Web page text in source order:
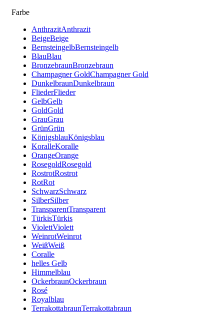
Farbe
AnthrazitAnthrazit
BeigeBeige
BernsteingelbBernsteingelb
BlauBlau
BronzebraunBronzebraun
Champagner GoldChampagner Gold
DunkelbraunDunkelbraun
FliederFlieder
GelbGelb
GoldGold
GrauGrau
GrünGrün
KönigsblauKönigsblau
KoralleKoralle
OrangeOrange
RosegoldRosegold
RostrotRostrot
RotRot
SchwarzSchwarz
SilberSilber
TransparentTransparent
TürkisTürkis
ViolettViolett
WeinrotWeinrot
WeißWeiß
Coralle
helles Gelb
Himmelblau
OckerbraunOckerbraun
Rosé
Royalblau
TerrakottabraunTerrakottabraun